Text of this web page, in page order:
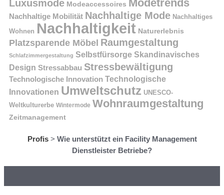
Luxusmode Modeaccessoires Modetrends
Nachhaltige Mobilität Nachhaltige Mode Nachhaltiges
Wohnen Nachhaltigkeit Naturerlebnis
Platzsparende Möbel Raumgestaltung
Schlafzimmergestaltung Selbstfürsorge Skandinavisches
Design Stressabbau Stressbewältigung
Technologische Innovation Technologische
Innovationen Umweltschutz UNESCO-
Weltkulturerbe Wintermode Wohnraumgestaltung
Zeitmanagement
Profis> Wie unterstützt ein Facility Management
Dienstleister Betriebe?